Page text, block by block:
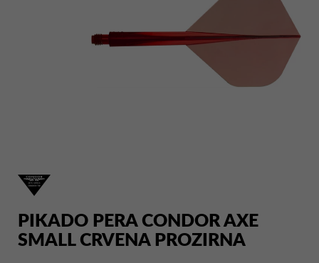
PIKADO PERA CONDOR AXE
SMALL CRVENA PROZIRNA